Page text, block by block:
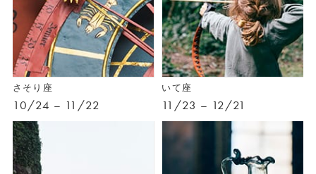
さそり座
10/24 – 11/22
いて座
11/23 – 12/21